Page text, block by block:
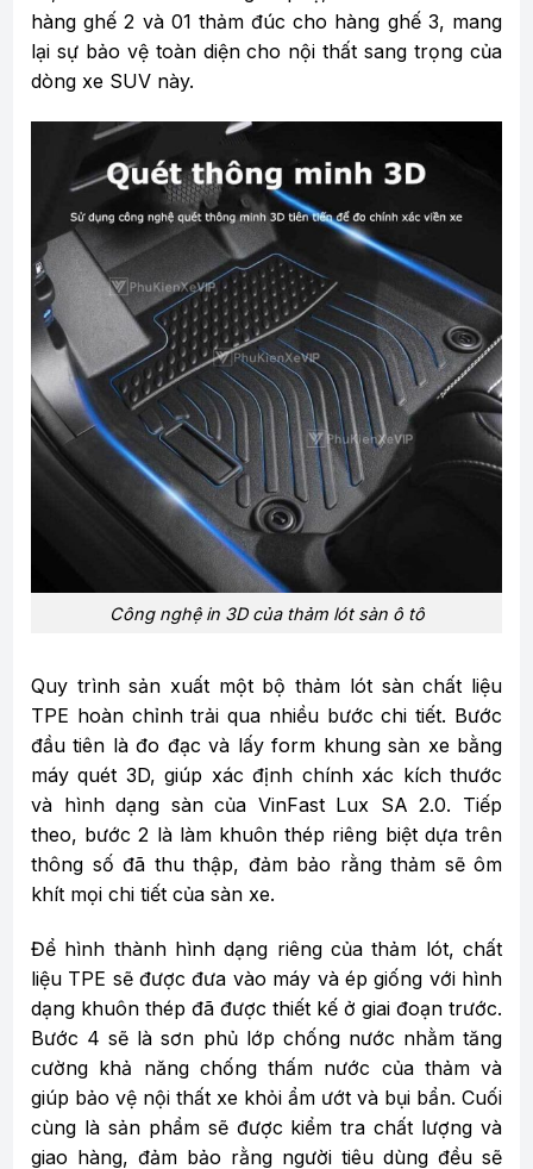
hàng ghế 2 và 01 thảm đúc cho hàng ghế 3, mang
lại sự bảo vệ toàn diện cho nội thất sang trọng của
dòng xe SUV này.
Công nghệ in 3D của thảm lót sàn ô tô
Quy trình sản xuất một bộ thảm lót sàn chất liệu
TPE hoàn chỉnh trải qua nhiều bước chi tiết. Bước
đầu tiên là đo đạc và lấy form khung sàn xe bằng
máy quét 3D, giúp xác định chính xác kích thước
và hình dạng sàn của VinFast Lux SA 2.0. Tiếp
theo, bước 2 là làm khuôn thép riêng biệt dựa trên
thông số đã thu thập, đảm bảo rằng thảm sẽ ôm
khít mọi chi tiết của sàn xe.
Để hình thành hình dạng riêng của thảm lót, chất
liệu TPE sẽ được đưa vào máy và ép giống với hình
dạng khuôn thép đã được thiết kế ở giai đoạn trước.
Bước 4 sẽ là sơn phủ lớp chống nước nhằm tăng
cường khả năng chống thấm nước của thảm và
giúp bảo vệ nội thất xe khỏi ẩm ướt và bụi bẩn. Cuối
cùng là sản phẩm sẽ được kiểm tra chất lượng và
giao hàng, đảm bảo rằng người tiêu dùng đều sẽ